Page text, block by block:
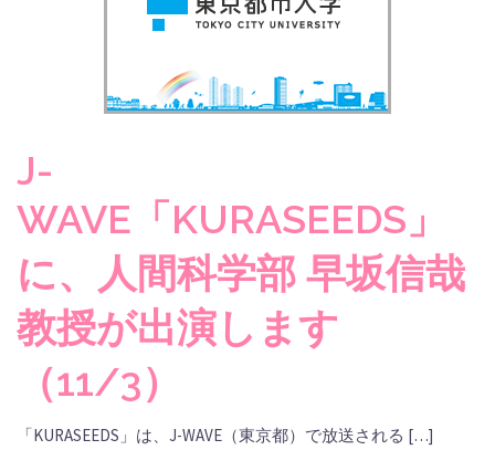
J-
WAVE「KURASEEDS」
に、人間科学部 早坂信哉
教授が出演します
（11/3）
「KURASEEDS」は、J-WAVE（東京都）で放送される […]